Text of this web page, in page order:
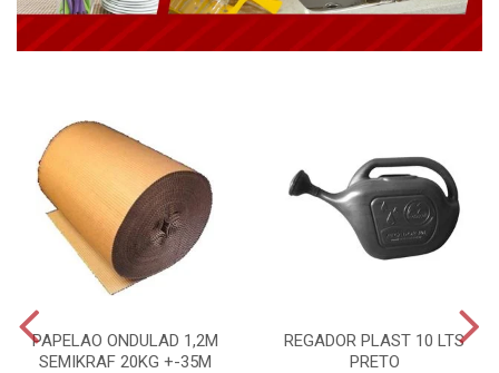
PAPELAO ONDULAD 1,2M
SEMIKRAF 20KG +-35M
REGADOR PLAST 10 LTS
PRETO